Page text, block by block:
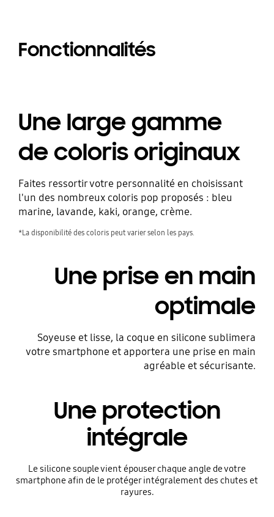
Fonctionnalités
Une large gamme
de coloris originaux
Faites ressortir votre personnalité en choisissant
l'un des nombreux coloris pop proposés : bleu
marine, lavande, kaki, orange, crème.
*La disponibilité des coloris peut varier selon les pays.
Une prise en main
optimale
Soyeuse et lisse, la coque en silicone sublimera
votre smartphone et apportera une prise en main
agréable et sécurisante.
Une protection
intégrale
Le silicone souple vient épouser chaque angle de votre
smartphone afin de le protéger intégralement des chutes et
rayures.